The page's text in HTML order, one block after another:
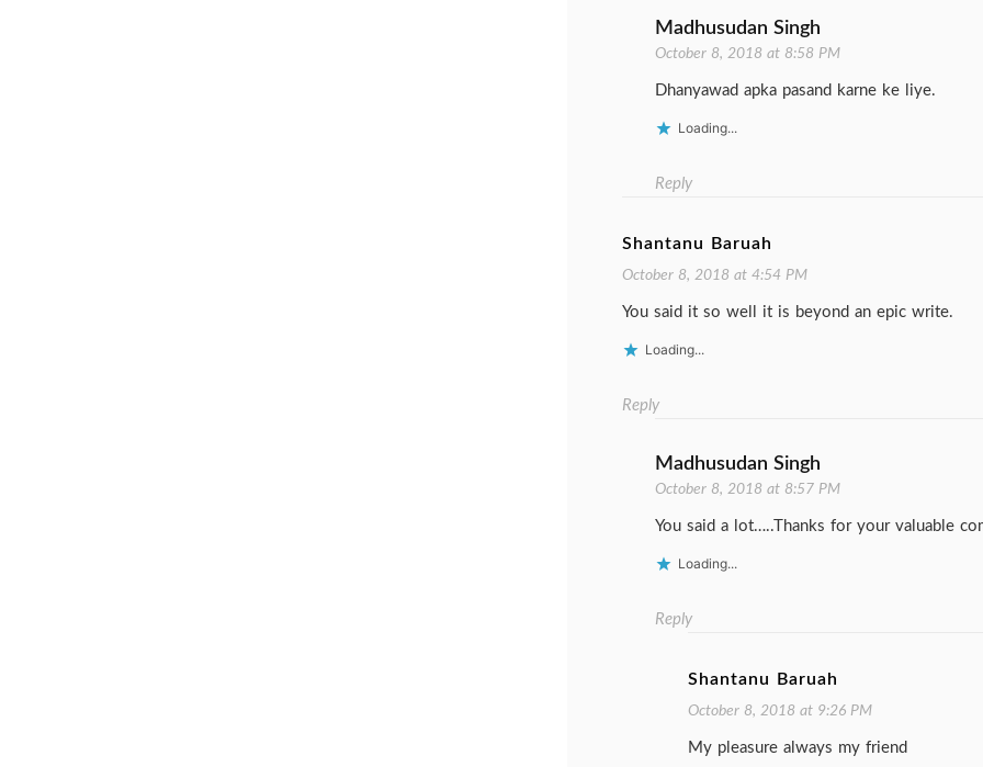
Madhusudan Singh
October 8, 2018 at 8:58 PM
Dhanyawad apka pasand karne ke liye.
Loading...
Reply
Shantanu Baruah
October 8, 2018 at 4:54 PM
You said it so well it is beyond an epic write.
Loading...
Reply
Madhusudan Singh
October 8, 2018 at 8:57 PM
You said a lot…..Thanks for your valuable
Loading...
Reply
Shantanu Baruah
October 8, 2018 at 9:26 PM
My pleasure always my friend